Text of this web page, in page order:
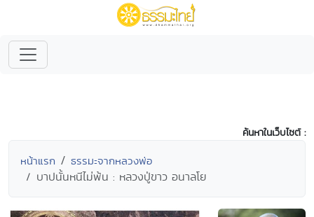
ค้นหาในเว็บไซต์ :
หน้าแรก ธรรมะจากหลวงพ่อ
บาปนั้นหนีไม่พ้น : หลวงปู่ขาว อนาลโย